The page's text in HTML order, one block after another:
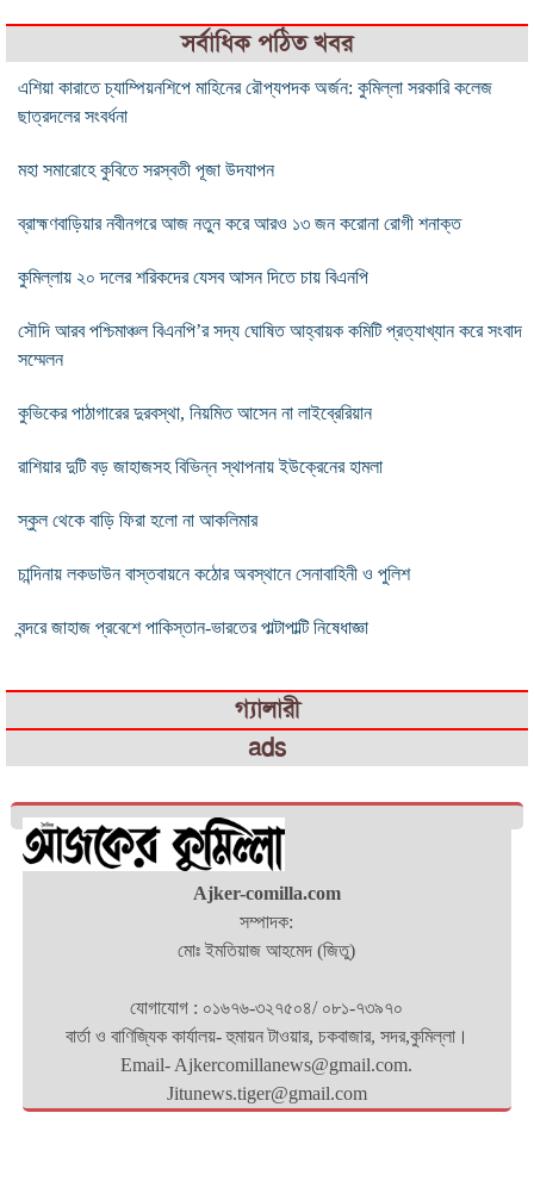
সর্বাধিক পঠিত খবর
এশিয়া কারাতে চ্যাম্পিয়নশিপে মাহিনের রৌপ্যপদক অর্জন: কুমিল্লা সরকারি কলেজ
ছাত্রদলের সংবর্ধনা
মহা সমারোহে কুবিতে সরস্বতী পূজা উদযাপন
ব্রাহ্মণবাড়িয়ার নবীনগরে আজ নতুন করে আরও ১৩ জন করোনা রোগী শনাক্ত
কুমিল্লায় ২০ দলের শরিকদের যেসব আসন দিতে চায় বিএনপি
সৌদি আরব পশ্চিমাঞ্চল বিএনপি’র সদ্য ঘোষিত আহ্বায়ক কমিটি প্রত্যাখ্যান করে সংবাদ
সম্মেলন
কুভিকের পাঠাগারের দুরবস্থা, নিয়মিত আসেন না লাইব্রেরিয়ান
রাশিয়ার দুটি বড় জাহাজসহ বিভিন্ন স্থাপনায় ইউক্রেনের হামলা
স্কুল থেকে বাড়ি ফিরা হলো না আকলিমার
চান্দিনায় লকডাউন বাস্তবায়নে কঠোর অবস্থানে সেনাবাহিনী ও পুলিশ
বন্দরে জাহাজ প্রবেশে পাকিস্তান-ভারতের পাল্টাপাল্টি নিষেধাজ্ঞা
গ্যালারী
ads
Ajker-comilla.com
সম্পাদক:
মোঃ ইমতিয়াজ আহমেদ (জিতু)
যোগাযোগ : ০১৬৭৬-৩২৭৫০৪/ ০৮১-৭৩৯৭০
বার্তা ও বাণিজ্যিক কার্যালয়- হুমায়ন টাওয়ার, চকবাজার, সদর,কুমিল্লা।
Email- Ajkercomillanews@gmail.com.
Jitunews.tiger@gmail.com